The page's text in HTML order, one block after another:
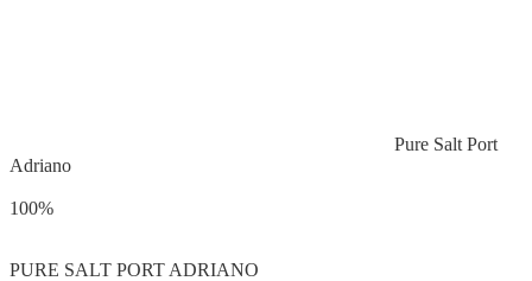
Pure Salt Port
Adriano
100%
PURE SALT PORT ADRIANO